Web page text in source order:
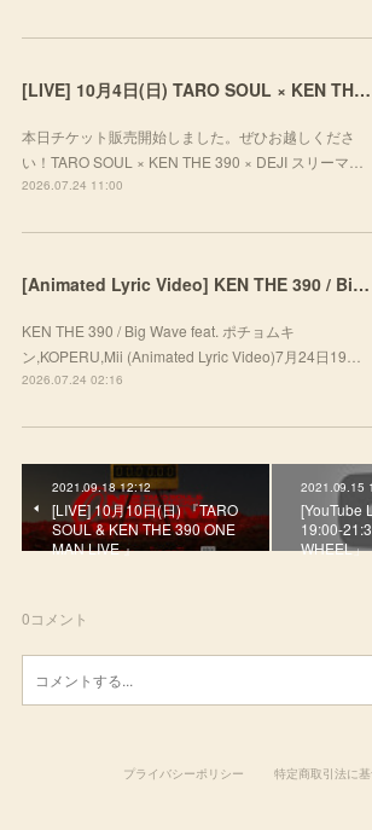
[LIVE] 10月4日(日) TARO SOUL × KEN THE 390 × DEJI スリーマンLIVE "THREE THE HARD WAY” @ ORD. 代官山
本日チケット販売開始しました。ぜひお越しくださ
い！TARO SOUL × KEN THE 390 × DEJI スリーマ…
2026.07.24 11:00
[Animated Lyric Video] KEN THE 390 / Big Wave feat. ポチョムキン,KOPERU,Mii
KEN THE 390 / Big Wave feat. ポチョムキ
ン,KOPERU,Mii (Animated Lyric Video)7月24日19…
2026.07.24 02:16
2021.09.18 12:12
[LIVE] 10月10日(日) 『TARO
SOUL & KEN THE 390 ONE
MAN LIVE 』
2021.09.15
[YouTube
19:00-
WHEEL」
0コメント
プライバシーポリシー 特定商取引法に